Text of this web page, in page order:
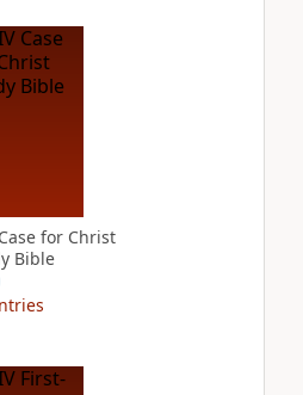
for Christ
Bible